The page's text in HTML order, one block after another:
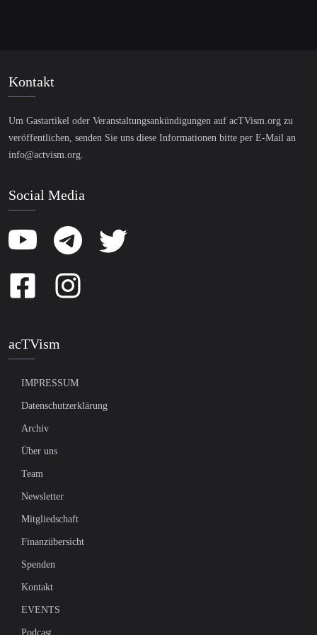
Kontakt
Um Gastartikel oder Veranstaltungsankündigungen auf acTVism.org zu
veröffentlichen, senden Sie uns diese Informationen bitte per E-Mail an
info@actvism.org.
Social Media
acTVism
IMPRESSUM
Datenschutzerklärung
Archiv
Über uns
Team
Newsletter
Mitgliedschaft
Finanzübersicht
Spenden
Kontakt
EVENTS
Podcast